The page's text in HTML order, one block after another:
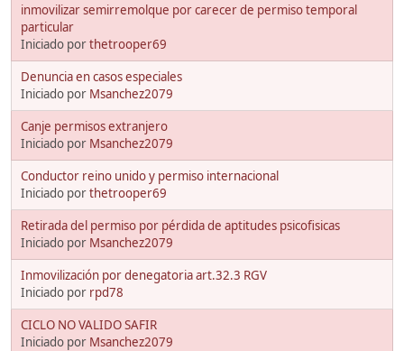
inmovilizar semirremolque por carecer de permiso temporal
particular
Iniciado porthetrooper69
Denuncia en casos especiales
Iniciado por Msanchez2079
Canje permisos extranjero
Iniciado por Msanchez2079
Conductor reino unido y permiso internacional
Iniciado porthetrooper69
Retirada del permiso por pérdida de aptitudes psicofisicas
Iniciado por Msanchez2079
Inmovilización por denegatoria art.32.3 RGV
Iniciado por rpd78
CICLO NO VALIDO SAFIR
Iniciado por Msanchez2079